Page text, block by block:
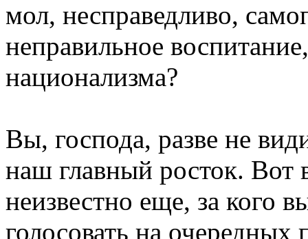
мол, несправедливо,
неправильное
национализма?
Вы, господа, разве не
наш главный росток. Вот
неизвестно еще, за кого
голосовать на